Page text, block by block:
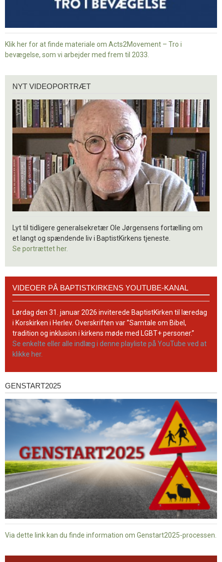
Klik her for at finde materiale om Acts2Movement – Tro i
bevægelse, som vi arbejder med frem til 2033.
videoportræt
NYT VIDEOPORTRÆT
Lyt til tidligere generalsekretær Ole Jørgensens fortælling om
et langt og spændende liv i BaptistKirkens tjeneste.
Se portrættet her.
BaptistKirkens
YouTube-
kanal
VIDEOER PÅ BAPTISTKIRKENS YOUTUBE-KANAL
Lørdag den 31. januar 2026 inviterede BaptistKirken til læredag
i Korskirken i Herlev. Overskriften var ”Samtale om Bibel,
tradition og inklusion i kirkens møde med LGBT+ personer.”
Se enkelte eller alle indlæg i denne playliste på YouTube ved at
klikke her.
Genstart2025
GENSTART2025
Via dette link kan du finde information om Genstart2025-processen.